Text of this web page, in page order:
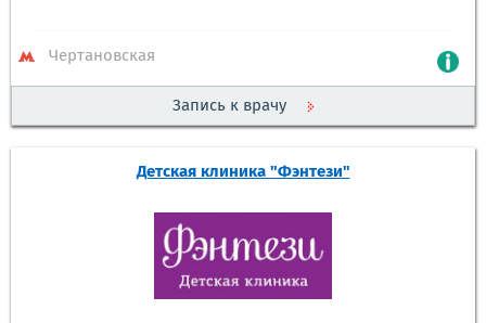
Чертановская
Запись к врачу
Детская клиника "Фэнтези"